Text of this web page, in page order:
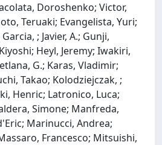
Doroshenko; Victor,
Teruaki; Evangelista, Yuri;
; Javier, A.; Gunji,
Heyl, Jeremy; Iwakiri,
G.; Karas, Vladimir;
Takao; Kolodziejczak, ;
Henric; Latronico, Luca;
Simone; Manfreda,
Marinucci, Andrea;
Francesco; Mitsuishi,